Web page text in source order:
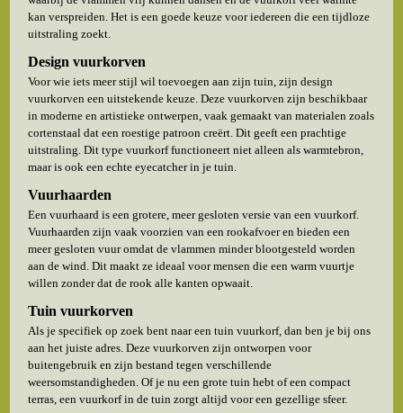
kan verspreiden. Het is een goede keuze voor iedereen die een tijdloze
uitstraling zoekt.
Design vuurkorven
Voor wie iets meer stijl wil toevoegen aan zijn tuin, zijn design
vuurkorven een uitstekende keuze. Deze vuurkorven zijn beschikbaar
in moderne en artistieke ontwerpen, vaak gemaakt van materialen zoals
cortenstaal dat een roestige patroon creërt. Dit geeft een prachtige
uitstraling. Dit type vuurkorf functioneert niet alleen als warmtebron,
maar is ook een echte eyecatcher in je tuin.
Vuurhaarden
Een vuurhaard is een grotere, meer gesloten versie van een vuurkorf.
Vuurhaarden zijn vaak voorzien van een rookafvoer en bieden een
meer gesloten vuur omdat de vlammen minder blootgesteld worden
aan de wind. Dit maakt ze ideaal voor mensen die een warm vuurtje
willen zonder dat de rook alle kanten opwaait.
Tuin vuurkorven
Als je specifiek op zoek bent naar een tuin vuurkorf, dan ben je bij ons
aan het juiste adres. Deze vuurkorven zijn ontworpen voor
buitengebruik en zijn bestand tegen verschillende
weersomstandigheden. Of je nu een grote tuin hebt of een compact
terras, een vuurkorf in de tuin zorgt altijd voor een gezellige sfeer.